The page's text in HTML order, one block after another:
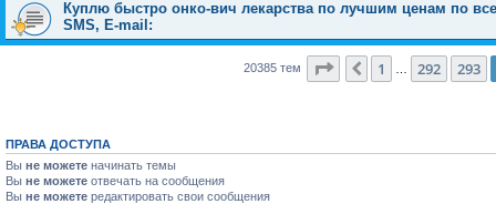
Куплю быстро онко-вич лекарства по лучшим ценам по
SMS, E-mail:
20385 тем Страница 294из 816
Пред.
1 292 293
ПРАВА ДОСТУПА
Вы не можете начинать темы
Вы не можете отвечать на сообщения
Вы не можете редактировать свои сообщения